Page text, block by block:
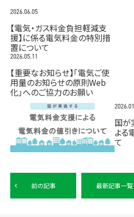
2026.06.05
【電気・ガス料金負担軽減支
援】に係る電気料金の特別措
置について
2026.05.11
【重要なお知らせ】「電気ご使
用量のお知らせの原則Web
化」へのご協力のお願い
国が
よる
て
前の記事 最新記事一覧